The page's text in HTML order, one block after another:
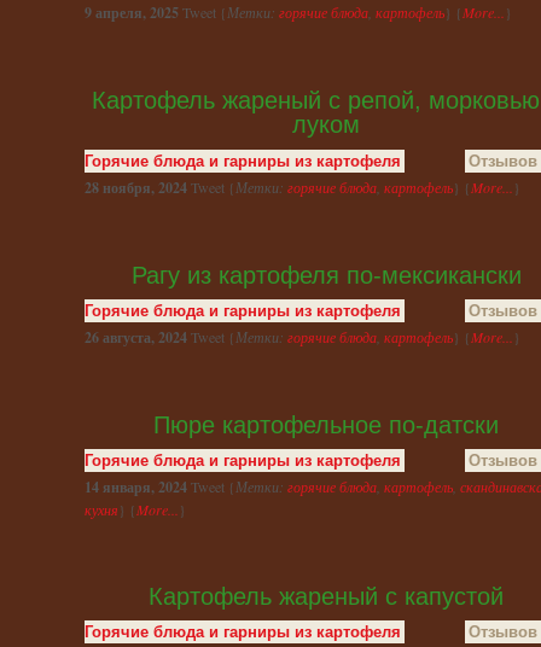
9 апреля, 2025Tweet {Метки: горячие блюда, картофель} {More...}
Картофель жареный с репой,
луком
Горячие блюда и гарниры из картофеля Отзывов
28 ноября, 2024Tweet {Метки: горячие блюда картофель} {More... }
Рагу из картофеля по-мексикански
Горячие блюда и гарниры из картофеля Отзывов
26 августа, 2024Tweet {Метки: горячие блюда картофель} {More... }
Пюре картофельное по-датски
Горячие блюда и гарниры из картофеля Отзывов
14 января, 2024Tweet {Метки: горячие блюда картофель
кухня} {More... }
Картофель жареный с капустой
Горячие блюда и гарниры из картофеля Отзывов